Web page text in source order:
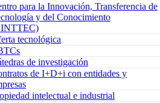
para la Innovación, Transferencia de
y del Conocimiento
tecnológica
de investigación
de I+D+i con entidades y
intelectual e industrial